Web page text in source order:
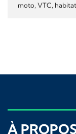
moto, VTC,
À